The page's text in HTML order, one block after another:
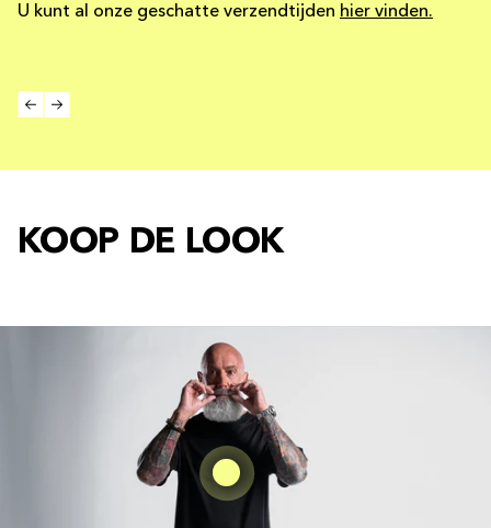
U kunt al onze geschatte verzendtijden hier vinden.
KOOP DE LOOK